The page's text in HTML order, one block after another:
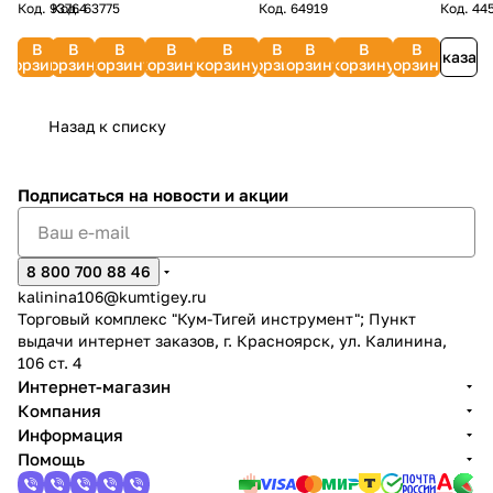
DAEWOO
Код. 93764
В
корзину
(10
шт.)
197903-
8
Код.63775
В
корзину
ПРАКТИКА
407В
корзину
308
В
корзину
до 72 л)
В
корзину
Код. 64919
В
корзину
В
корзину
2351159
В
корзину
2340000
В
корзину
BOSCH
Код.
Заказать
Назад к списку
Подписаться на новости и акции
8 800 700 88 46
kalinina106@kumtigey.ru
Торговый комплекс "Кум-Тигей инструмент"; Пункт
выдачи интернет заказов, г. Красноярск, ул. Калинина,
106 ст. 4
Интернет-магазин
Компания
Информация
Помощь